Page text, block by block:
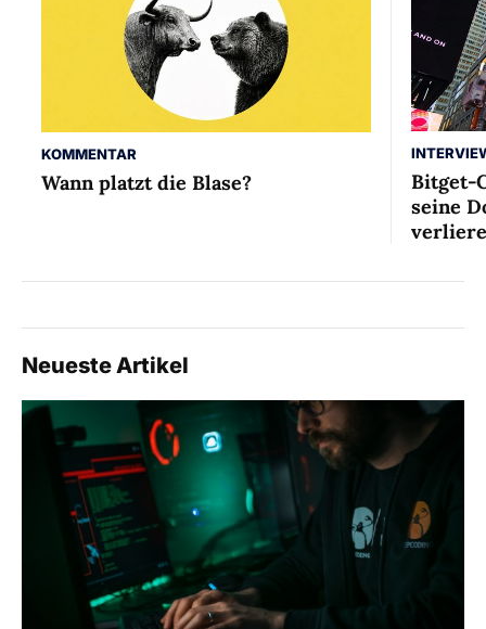
KOMMENTAR
Wann platzt die Blase?
Bitget-
seine
Neueste Artikel